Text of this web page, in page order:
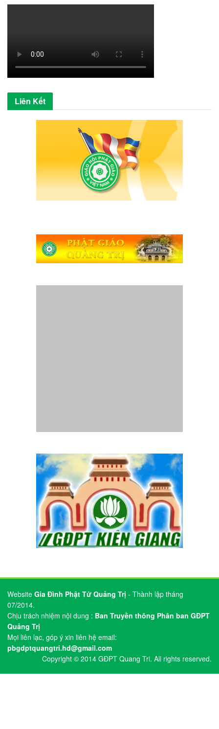
Liên Kết
Chịu trách nhiệm nội dung :Ban Truyền thông Phân ban GĐPT
Mọi liên lạc, góp ý xin liên hệ email:
pbgdptquangtri.hd@gmail.com
Copyright © 2014 GĐPT Quang Tri. All rights reserved.